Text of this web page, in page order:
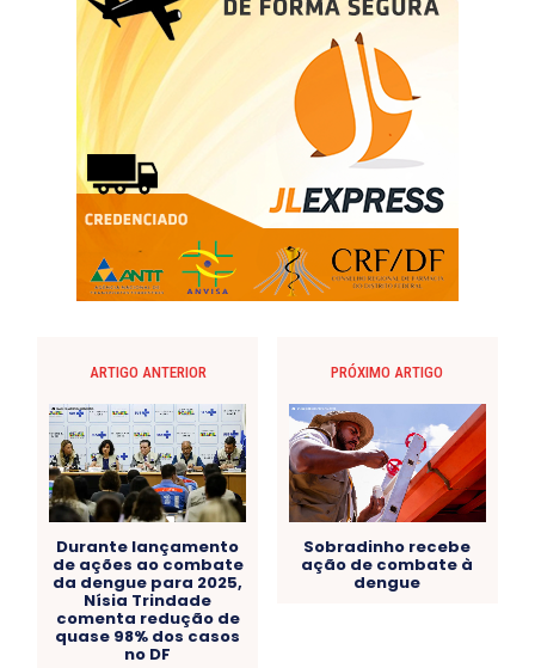
ARTIGO ANTERIOR
Durante lançamento
de ações ao combate
da dengue para 2025,
Nísia Trindade
comenta redução de
quase 98% dos casos
no DF
PRÓXIMO ARTIGO
Sobradinho recebe
ação de combate à
dengue